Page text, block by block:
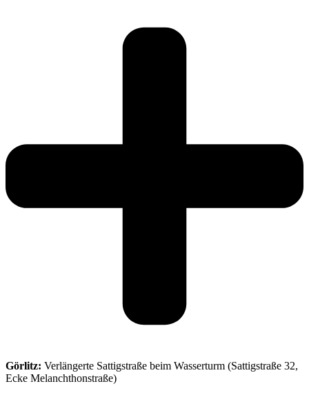
Görlitz: Verlängerte Sattigstraße beim Wasserturm (Sattigstraße 32,
Ecke Melanchthonstraße)